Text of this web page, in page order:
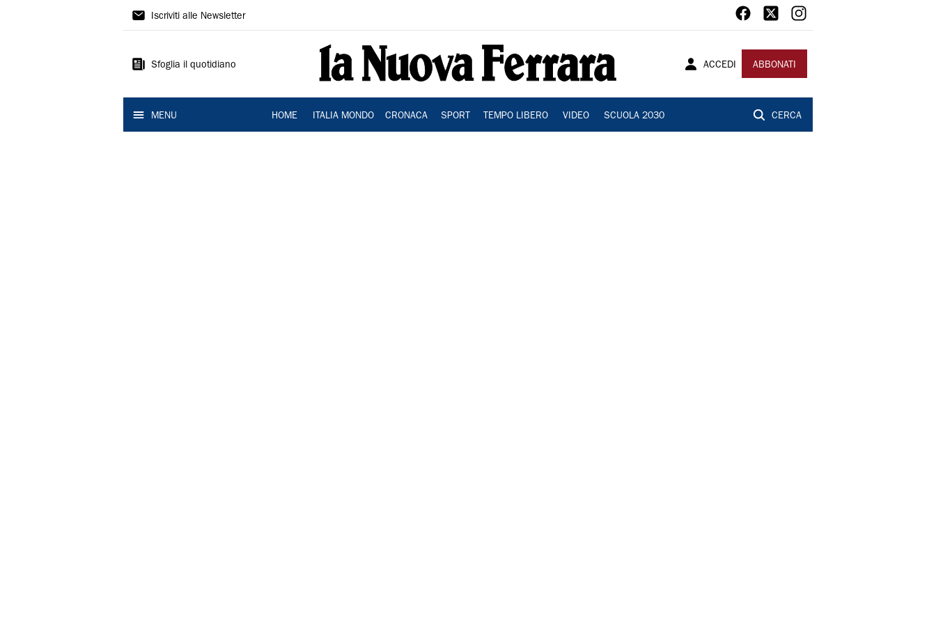
La
Ferrara
Iscriviti alle Newsletter
Sfoglia il quotidiano ACCEDI ABBONATI
MENU HOME ITALIA MONDO CRONACA SPORT TEMPO LIBERO VIDEO SCUOLA 2030 CERCA